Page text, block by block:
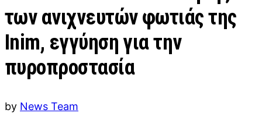
των ανιχνευτών φωτιάς της
Inim, εγγύηση για την
πυροπροστασία
by News Team